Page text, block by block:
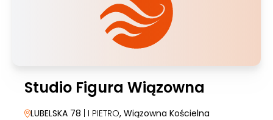
Studio Figura Wiązowna
LUBELSKA 78 | I PIETRO, Wiązowna Kościelna